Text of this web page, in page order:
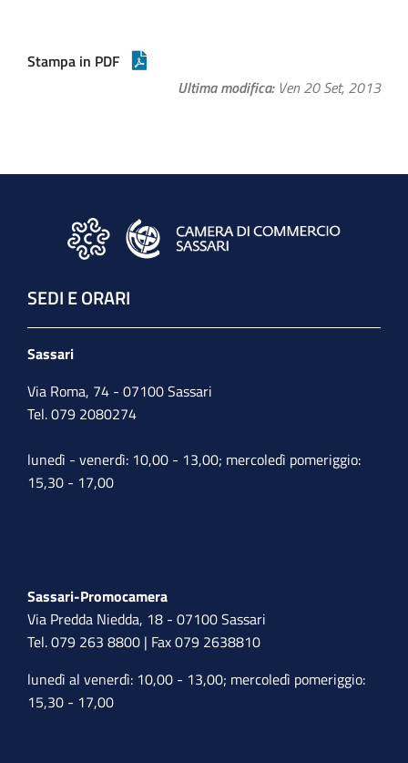
Stampa in PDF
Ultima modifica Ven 20 Set, 2013
SEDI E ORARI
Sassari
Via Roma, 74 - 07100 Sassari
Tel. 079 2080274
lunedì - venerdì: 10,00 - 13,00; mercoledì pomeriggio:
15,30 - 17,00
Sassari-Promocamera
Via Predda Niedda, 18 - 07100 Sassari
Tel. 079 263 8800 | Fax 079 2638810
lunedì al venerdì: 10,00 - 13,00; mercoledì pomeriggio:
15,30 - 17,00